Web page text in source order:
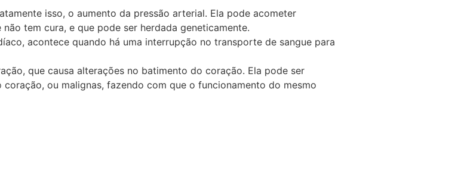
isso, o aumento da pressão arterial. Ela pode acometer
tem cura, e que pode ser herdada geneticamente.
acontece quando há uma interrupção no transporte de sangue para
que causa alterações no batimento do coração. Ela pode ser
ou malignas, fazendo com que o funcionamento do mesmo